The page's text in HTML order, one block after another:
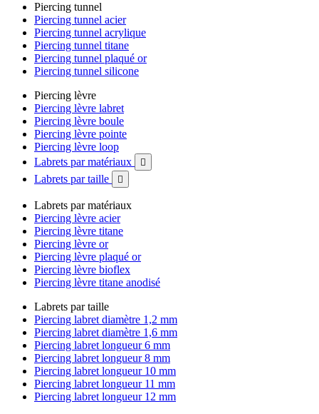
Piercing tunnel
Piercing tunnel acier
Piercing tunnel acrylique
Piercing tunnel titane
Piercing tunnel plaqué or
Piercing tunnel silicone
Piercing lèvre
Piercing lèvre labret
Piercing lèvre boule
Piercing lèvre pointe
Piercing lèvre loop
Labrets par matériaux

Labrets par taille 
Labrets par matériaux
Piercing lèvre acier
Piercing lèvre titane
Piercing lèvre or
Piercing lèvre plaqué or
Piercing lèvre bioflex
Piercing lèvre titane anodisé
Labrets par taille
Piercing labret diamètre 1,2 mm
Piercing labret diamètre 1,6 mm
Piercing labret longueur 6 mm
Piercing labret longueur 8 mm
Piercing labret longueur 10 mm
Piercing labret longueur 11 mm
Piercing labret longueur 12 mm